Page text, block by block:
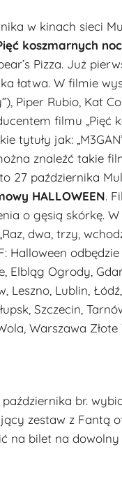
w kinach sieci
koszmarnych
Pizza. Już
łatwa. W filmie
Piper Rubio, Kat
filmu „Pięć
tytuły jak:
znaleźć takie
27 października
HALLOWEEN.
o gęsią skórkę.
dwa, trzy,
Halloween
Elbląg Ogrody,
Leszno, Lublin,
Szczecin,
Warszawa Złote
br.
zestaw z Fantą
na bilet na